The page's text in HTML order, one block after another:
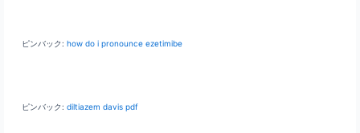
ピンバック: how do i pronounce ezetimibe
ピンバック: diltiazem davis pdf